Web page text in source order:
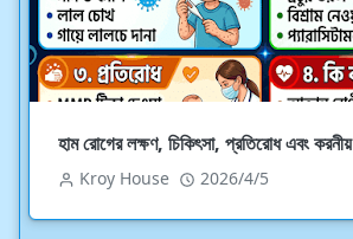
হাম রোগের লক্ষণ, চিকিৎসা, প্রতিরোধ এবং করনীয়
Kroy House 2026/4/5